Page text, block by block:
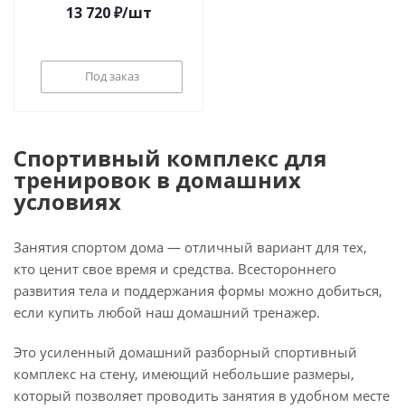
13 720₽/шт
Под заказ
Спортивный комплекс для
тренировок в домашних
условиях
Занятия спортом дома — отличный вариант для тех,
кто ценит свое время и средства. Всестороннего
развития тела и поддержания формы можно добиться,
если купить любой наш домашний тренажер.
Это усиленный домашний разборный спортивный
комплекс на стену, имеющий небольшие размеры,
который позволяет проводить занятия в удобном месте